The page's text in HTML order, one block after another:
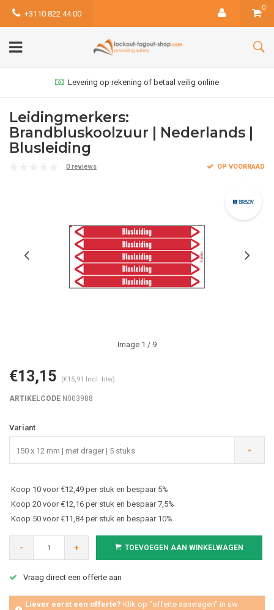
+3110 822 44 00
0
Levering op rekening of betaal veilig online
Leidingmerkers:
Brandbluskoolzuur | Nederlands |
Blusleiding
0 reviews OP VOORRAAD
Image 1 / 9
€13,15 (€15,91 Incl. btw)
ARTIKELCODE N003988
Variant
150 x 12 mm | met drager | 5 stuks
Koop 10 voor €12,49 per stuk en bespaar 5%
Koop 20 voor €12,16 per stuk en bespaar 7,5%
Koop 50 voor €11,84 per stuk en bespaar 10%
- + TOEVOEGEN AAN WINKELWAGEN
Vraag direct een offerte aan
Liever eerst een offerte? Klik op "offerte aanvragen" in uw